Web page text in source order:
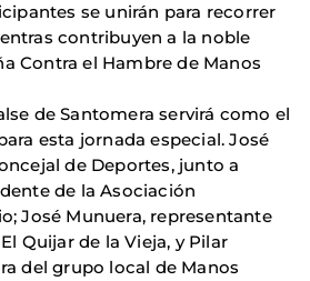
se unirán para recorrer
contribuyen a la noble
Contra el Hambre de Manos
de Santomera servirá como el
esta jornada especial. José
de Deportes, junto a
de la Asociación
José Munuera, representante
Quijar de la Vieja, y Pilar
del grupo local de Manos